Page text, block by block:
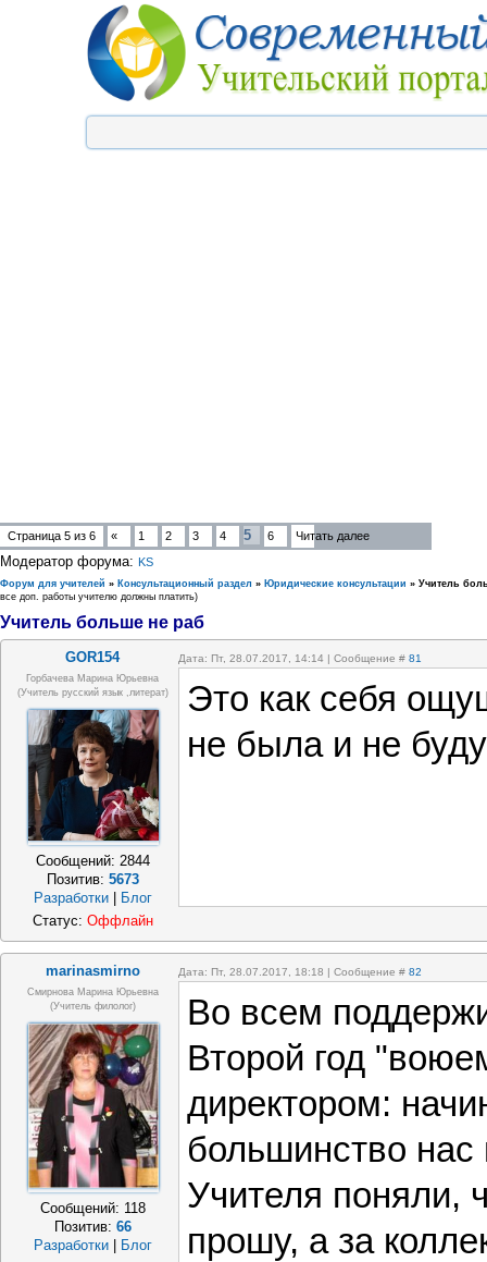
Страница 5 из 6 « 1 2 3 4 5 6 Читать далее
Модератор форума: KS
Форум для учителей » Консультационный раздел » Юридические консультации » Учитель
все доп. работы учителю должны платить)
Учитель больше не раб
GOR154 Дата: Пт, 28.07.2017, 14:14 | Сообщение # 81
Горбачева Марина Юрьевна
(учитель русский язык ,литерат)
Сообщений: 2844
Позитив: 5673
Разработки
Блог
Это как себя
не была и не
Статус: Оффлайн
marinasmirno Дата: Пт, 28.07.2017, 18:18 | Сообщение # 82
Смирнова Марина Юрьевна
(учитель филолог)
Сообщений: 118
Позитив: 66
Разработки
Блог
Во всем
Второй год
директором:
большинство нас
Учителя поняли,
прошу, а за